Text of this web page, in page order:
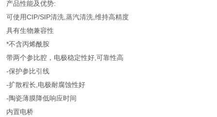
产品性能及优势:
可使用CIP/SIP清洗,蒸汽清洗,维持高精度
具有生物兼容性
*不含丙烯酰胺
带两个参比腔，电极稳定性好,可靠性高
-保护参比引线
-扩散程长,电极耐腐蚀性好
-陶瓷薄膜降低响应时间
内置电桥